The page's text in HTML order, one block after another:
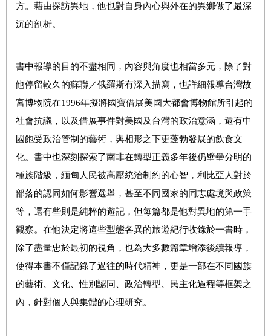
方。藉由探訪異地，他也對自身內心與外在的異鄉做了最深
沉的剖析。
書中報導的目的不盡相同，內容與角度也相當多元，除了對
他停留較久的蘇聯／俄羅斯有深入描寫，也詳細報導台灣故
宮博物院在1996年擬將國寶借展美國大都會博物館所引起的
社會抗議，以及借展事件對美國及台灣的政治意涵，還有中
國飽受政治管制的藝術，與相形之下更蓬勃發展的飲食文
化。書中也深刻探索了南非在轉型正義多年後仍壁壘分明的
種族階級，緬甸 人民被高壓統治制約的心智 ，利比亞人對於
部落的認同如何影響選舉，甚至不同國家的同志處境與政策
等，還有些則是純粹的遊記，但每篇都是他對異地的第一手
觀察。在他決定將這些型態各異的旅遊紀行收錄於一書時，
除了盡量忠於最初的視角，也為大多數篇章增添後續報導，
使得本書不僅記錄了過往的時代精神，更是一部在不同國族
的藝術、文化、性別認同、政治轉型、民主化過程等框架之
內，針對個人與集體的心理研究。